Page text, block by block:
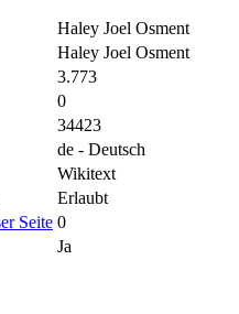
Haley Joel Osment
Haley Joel Osment
3.773
0
34423
de - Deutsch
Wikitext
Erlaubt
Seite 0
Ja